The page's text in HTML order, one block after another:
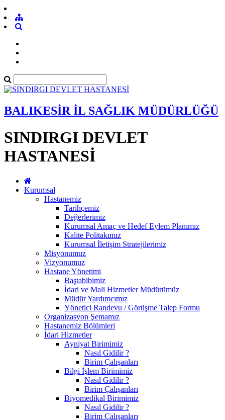
BALIKESİR İL SAĞLIK MÜDÜRLÜĞÜ
SINDIRGI DEVLET
HASTANESİ
Kurumsal
Hastanemiz
Tarihçemiz
Değerlerimiz
Kurumsal Amaç ve Hedef Eylem Planımız
Kalite Politakımız
Kurumsal İletişim Stratejilerimiz
Misyonumuz
Vizyonumuz
Hastane Yönetimi
Baştabibimiz
İdari ve Mali Hizmetler Müdürümüz
Müdür Yardımcımız
Yönetici Randevu / Görüşme Talep Formu
Organizasyon Şemamız
Hastanemiz Bölümleri
İdari Hizmetler
Ayniyat Birimimiz
Nasıl Gidilir ?
Birim Çalışanları
Bilgi İşlem Birimimiz
Nasıl Gidilir ?
Birim Çalışanları
Biyomedikal Birimimiz
Nasıl Gidilir ?
Birim Çalışanları